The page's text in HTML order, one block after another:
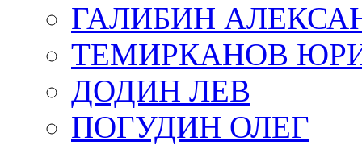
ГАЛИБИН
ТЕМИРКАНОВ
ДОДИН ЛЕВ
ПОГУДИН ОЛЕГ